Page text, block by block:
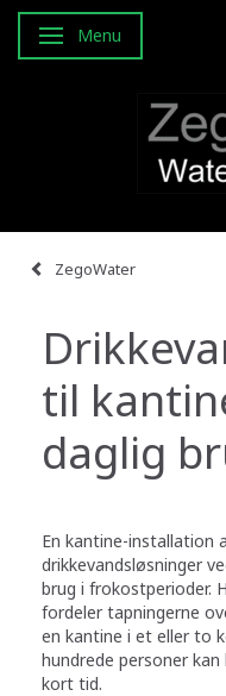
Skifte navigation
Menu
ZegoWater
til
daglig
En kantine-installation
drikkevandsløsninger
brug i frokostperioder.
fordeler tapningerne
en kantine i et eller to
hundrede personer
kort tid.